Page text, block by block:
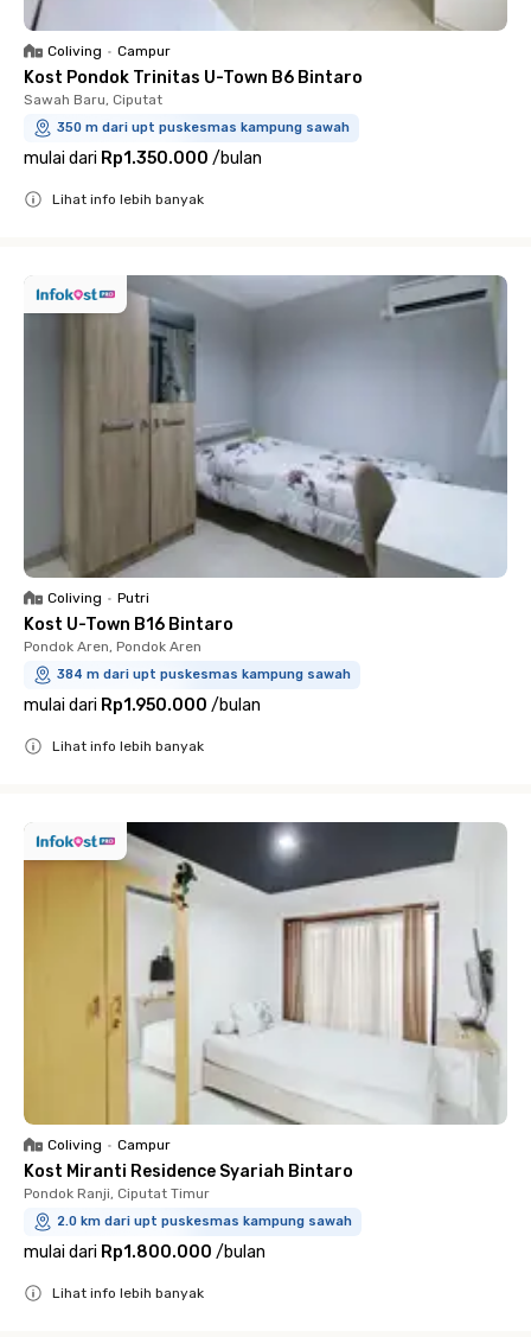
Coliving • Campur
Kost Pondok Trinitas U-Town B6 Bintaro
Sawah Baru, Ciputat
350 m dari upt puskesmas kampung sawah
mulai dari Rp1.350.000 /bulan
Lihat info lebih banyak
Coliving • Putri
Kost U-Town B16 Bintaro
Pondok Aren, Pondok Aren
384 m dari upt puskesmas kampung sawah
mulai dari Rp1.950.000 /bulan
Lihat info lebih banyak
Coliving • Campur
Kost Miranti Residence Syariah Bintaro
Pondok Ranji, Ciputat Timur
2.0 km dari upt puskesmas kampung sawah
mulai dari Rp1.800.000 /bulan
Lihat info lebih banyak